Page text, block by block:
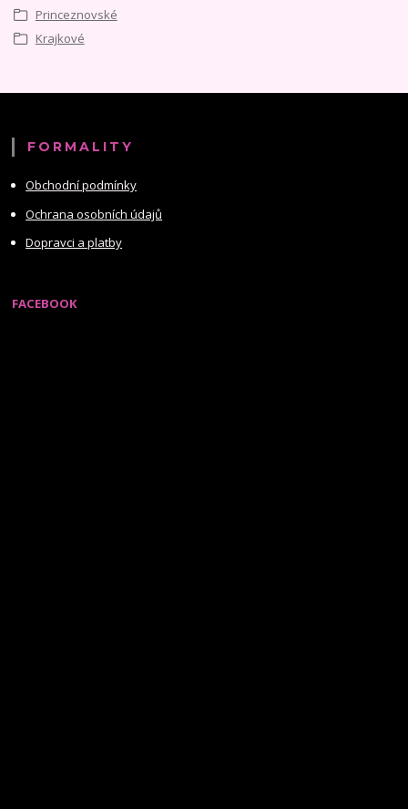
Princeznovské
Krajkové
FORMALITY
Obchodní podmínky
Ochrana osobních údajů
Dopravci a platby
FACEBOOK